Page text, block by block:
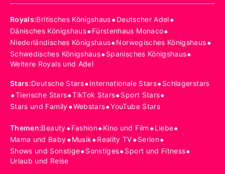
Royals:Britisches Königshaus•Deutscher Adel•
Dänisches Königshaus•Fürstenhaus Monaco•
Niederländisches Königshaus•Norwegisches Königshaus•
Schwedisches Königshaus•Spanisches Königshaus•
Weitere Royals und Adel
Stars:Deutsche Stars•Internationale Stars•Schlagerstars
•Tierische Stars•TikTok Stars•Sport Stars•
Stars und Family•Webstars•YouTube Stars
Themen:Beauty•Fashion•Kino und Film •Liebe•
Mama und Baby•Musik•Reality TV•Serien•
Shows und Sonstige•Sonstiges•Sport und Fitness•
Urlaub und Reise